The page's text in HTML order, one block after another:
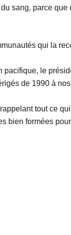
sang, parce
qui la
le
de 1990 à
tout ce
bien formées